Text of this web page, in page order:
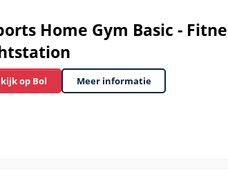
Home Gym Basic -
op Bol Meer informatie